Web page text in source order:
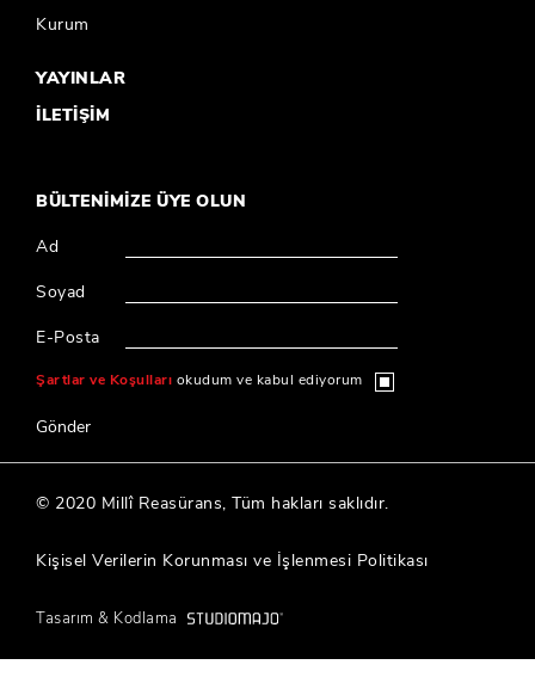
Kurum
YAYINLAR
İLETİŞİM
BÜLTENİMİZE ÜYE OLUN
Ad
Soyad
E-Posta
Şartlar ve Koşulları okudum ve kabul ediyorum
Gönder
© 2020 Millî Reasürans, Tüm hakları saklıdır.
Kişisel Verilerin Korunması ve İşlenmesi Politikası
Tasarım & Kodlama ®